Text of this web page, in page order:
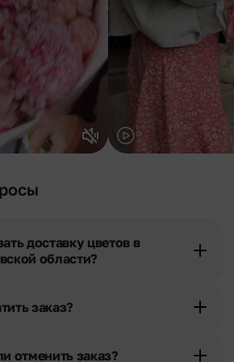
доставку цветов в
области?
заказ?
отменить заказ?